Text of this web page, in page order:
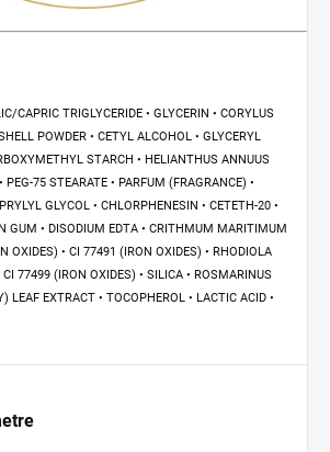
CAPRIC TRIGLYCERIDE • GLYCERIN • CORYLUS
POWDER • CETYL ALCOHOL • GLYCERYL
STARCH • HELIANTHUS ANNUUS
PEG-75 STEARATE • PARFUM (FRAGRANCE) •
GLYCOL • CHLORPHENESIN • CETETH-20 •
GUM • DISODIUM EDTA • CRITHMUM MARITIMUM
OXIDES) • CI 77491 (IRON OXIDES) • RHODIOLA
CI 77499 (IRON OXIDES) • SILICA • ROSMARINUS
LEAF EXTRACT • TOCOPHEROL • LACTIC ACID •